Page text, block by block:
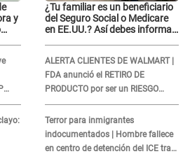
y
¿Tu familiar es un beneficiario
del Seguro Social o Medicare
en EE.UU.? Así debes informar
ALERTA CLIENTES DE WALMART |
FDA anunció el RETIRO DE
PRODUCTO por ser un RIESGO
MORTAL para consumidores: ¿Cuál
es?
Terror para inmigrantes
indocumentados | Hombre fallece
en centro de detención del ICE tras